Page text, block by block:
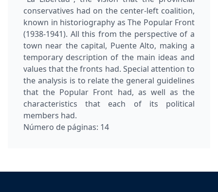
conservatives had on the center-left coalition,
known in historiography as The Popular Front
(1938-1941). All this from the perspective of a
town near the capital, Puente Alto, making a
temporary description of the main ideas and
values that the fronts had. Special attention to
the analysis is to relate the general guidelines
that the Popular Front had, as well as the
characteristics that each of its political
members had.
Número de páginas: 14